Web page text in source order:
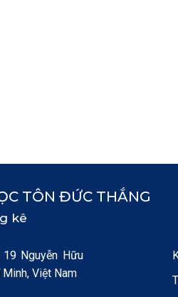
TÔN ĐỨC THẮNG
kê
Nguyễn Hữu
Minh, Việt Nam